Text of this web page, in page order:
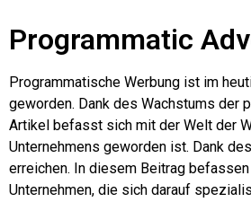
Programmatic
Programmatische Werbung ist im
geworden. Dank des Wachstums der
Artikel befasst sich mit der Welt der
Unternehmens geworden ist. Dank
erreichen. In diesem Beitrag
Unternehmen, die sich darauf